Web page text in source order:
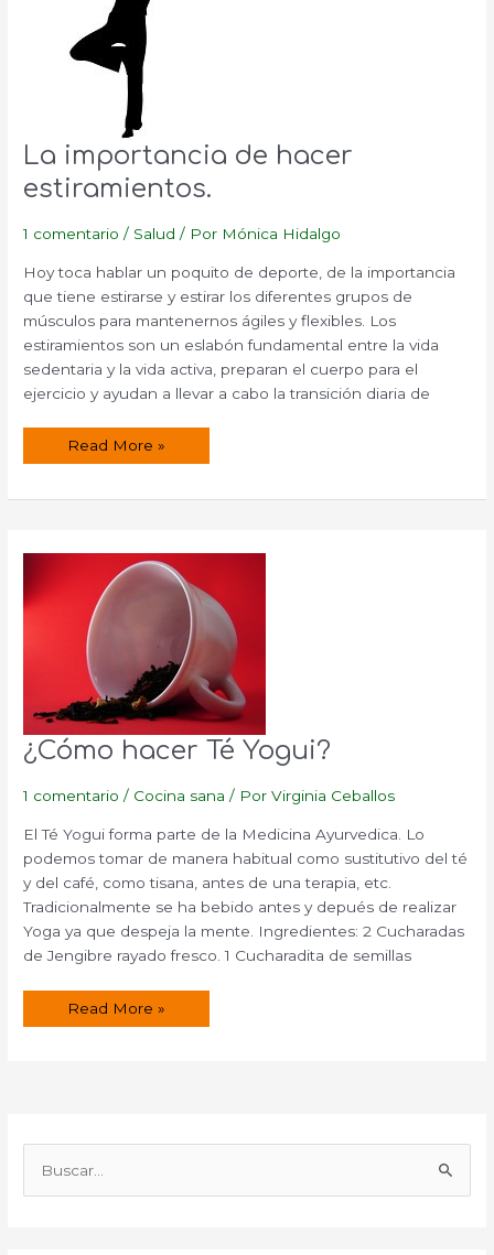
La importancia de hacer
estiramientos.
1 comentario / Salud / Por Mónica Hidalgo
Hoy toca hablar un poquito de deporte, de la importancia
que tiene estirarse y estirar los diferentes grupos de
músculos para mantenernos ágiles y flexibles. Los
estiramientos son un eslabón fundamental entre la vida
sedentaria y la vida activa, preparan el cuerpo para el
ejercicio y ayudan a llevar a cabo la transición diaria de
La
estiramientos.
Read More »
¿Cómo hacer Té Yogui?
1 comentario / Cocina sana / PorVirginia Ceballos
El Té Yogui forma parte de la Medicina Ayurvedica. Lo
podemos tomar de manera habitual como sustitutivo del té
y del café, como tisana, antes de una terapia, etc.
Tradicionalmente se ha bebido antes y depués de realizar
Yoga ya que despeja la mente. Ingredientes: 2 Cucharadas
de Jengibre rayado fresco. 1 Cucharadita de semillas
¿Cómo
Read More »